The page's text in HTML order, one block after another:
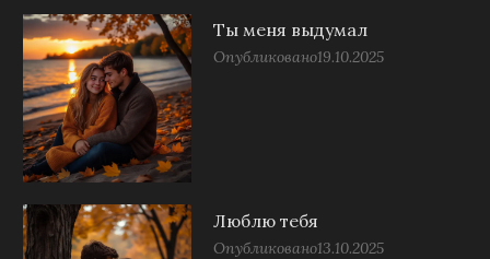
Ты меня выдумал
Опубликовано19.10.2025
Люблю тебя
Опубликовано13.10.2025